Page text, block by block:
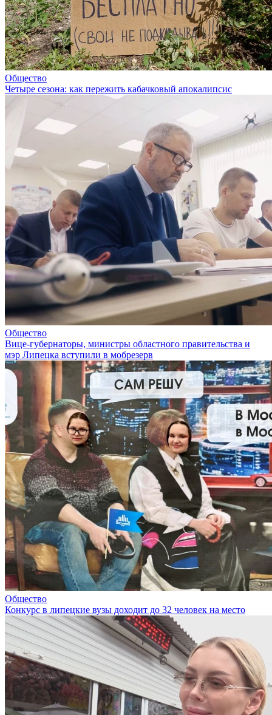
Общество
Четыре сезона: как пережить кабачковый апокалипсис
Общество
Вице-губернаторы, министры областного правительства и
мэр Липецка вступили в мобрезерв
Общество
Конкурс в липецкие вузы доходит до 32 человек на место